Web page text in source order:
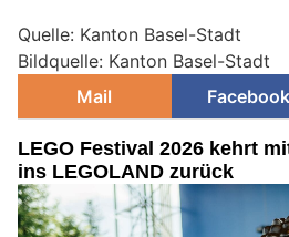
Quelle: Kanton Basel-Stadt
Bildquelle: Kanton Basel-Stadt
Mail
Facebook
LEGO Festival 2026 kehrt
ins LEGOLAND zurück